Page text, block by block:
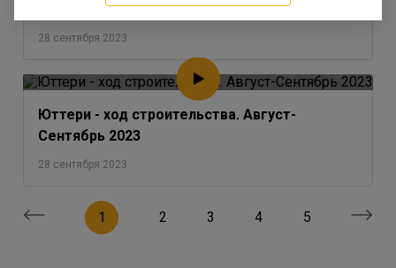
Сентябрь 2023
28 сентября 2023
Юттери - ход строительства. Август-
Сентябрь 2023
28 сентября 2023
1 2 3 4 5